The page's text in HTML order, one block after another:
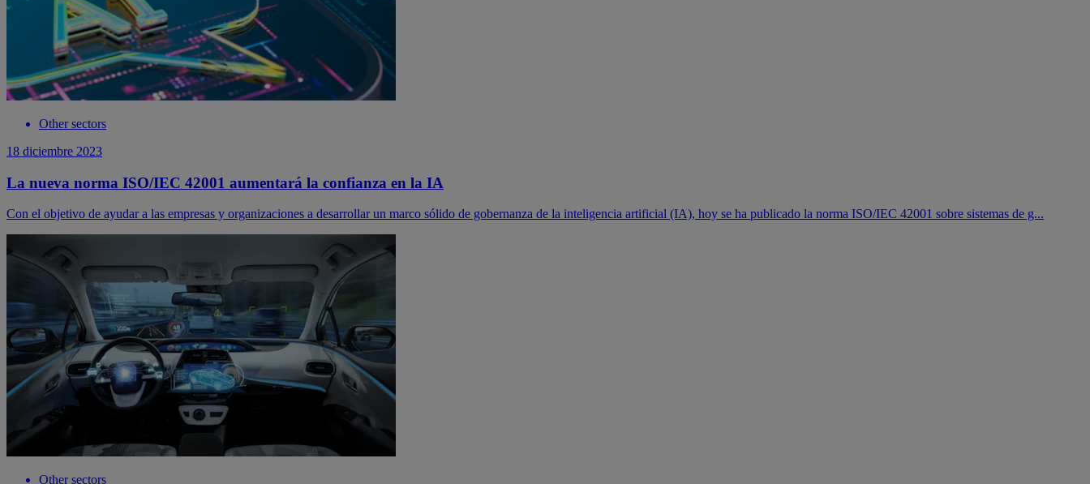
Other sectors
18 diciembre 2023
La nueva norma ISO/IEC 42001 aumentará la confianza en la IA
Con el objetivo de ayudar a las empresas y organizaciones a desarrollar un marco sólido de gobernanza de la inteligencia artificial (IA), hoy se ha publicado la norma ISO/IEC 42001 sobre sistemas de g...
Other sectors